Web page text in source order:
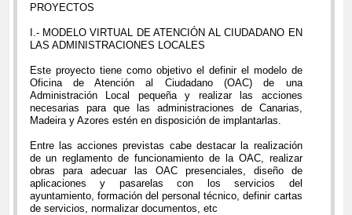
PROYECTOS
I.- MODELO VIRTUAL DE ATENCIÓN AL CIUDADANO EN
LAS ADMINISTRACIONES LOCALES
Este proyecto tiene como objetivo el definir el modelo de
Oficina de Atención al Ciudadano (OAC) de una
Administración Local pequeña y realizar las acciones
necesarias para que las administraciones de Canarias,
Madeira y Azores estén en disposición de implantarlas.
Entre las acciones previstas cabe destacar la realización
de un reglamento de funcionamiento de la OAC, realizar
obras para adecuar las OAC presenciales, diseño de
aplicaciones y pasarelas con los servicios del
ayuntamiento, formación del personal técnico, definir cartas
de servicios, normalizar documentos, etc